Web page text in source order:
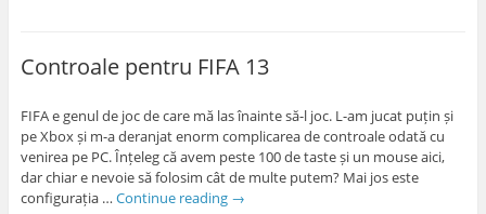
Controale pentru FIFA 13
FIFA e genul de joc de care mă las înainte să-l joc. L-am jucat puțin și
pe Xbox și m-a deranjat enorm complicarea de controale odată cu
venirea pe PC. Înțeleg că avem peste 100 de taste și un mouse aici,
dar chiar e nevoie să folosim cât de multe putem? Mai jos este
configurația … Continue reading →